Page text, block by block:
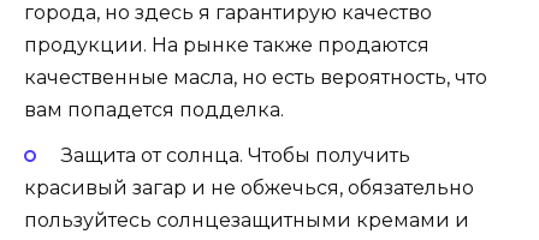
города, но здесь я гарантирую качество
продукции. На рынке также продаются
качественные масла, но есть вероятность, что
вам попадется подделка.
Защита от солнца. Чтобы получить
красивый загар и не обжечься, обязательно
пользуйтесь солнцезащитными кремами и